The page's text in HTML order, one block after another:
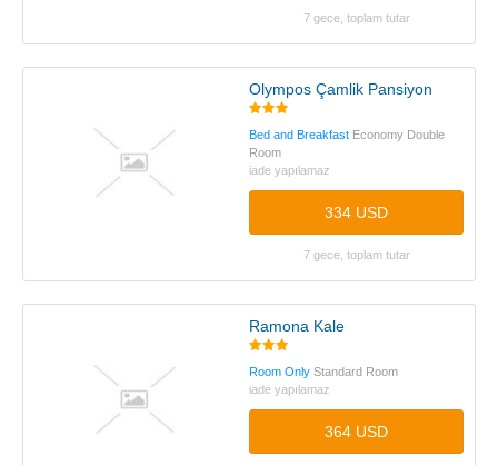
7 gece, toplam tutar
Olympos Çamlik Pansiyon
Bed and Breakfast Economy Double
Room
iade yapılamaz
334 USD
7 gece, toplam tutar
Ramona Kale
Room Only Standard Room
iade yapılamaz
364 USD